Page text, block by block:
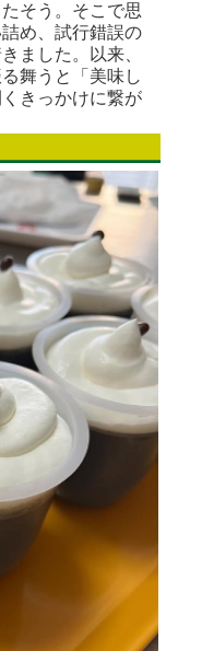
そう。そこで思
め、試行錯誤の
ました。以来、
舞うと「美味し
きっかけに繋が